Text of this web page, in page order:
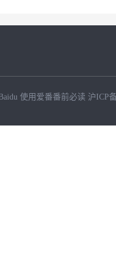
使用爱番番前必读 沪ICP